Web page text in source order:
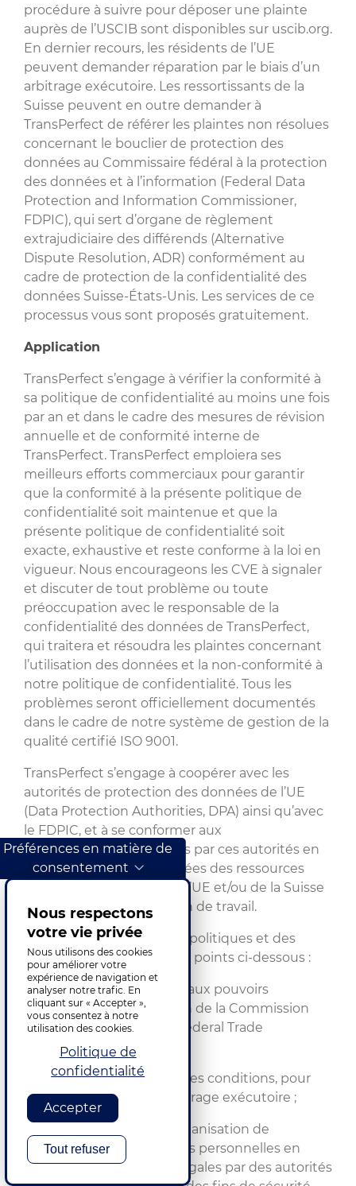
procédure à suivre pour déposer une plainte
auprès de l’USCIB sont disponibles sur uscib.org.
En dernier recours, les résidents de l’UE
peuvent demander réparation par le biais d’un
arbitrage exécutoire. Les ressortissants de la
Suisse peuvent en outre demander à
TransPerfect de référer les plaintes non résolues
concernant le bouclier de protection des
données au Commissaire fédéral à la protection
des données et à l’information (Federal Data
Protection and Information Commissioner,
FDPIC), qui sert d’organe de règlement
extrajudiciaire des différends (Alternative
Dispute Resolution, ADR) conformément au
cadre de protection de la confidentialité des
données Suisse-États-Unis. Les services de ce
processus vous sont proposés gratuitement.
Application
TransPerfect s’engage à vérifier la conformité à
sa politique de confidentialité au moins une fois
par an et dans le cadre des mesures de révision
annuelle et de conformité interne de
TransPerfect. TransPerfect emploiera ses
meilleurs efforts commerciaux pour garantir
que la conformité à la présente politique de
confidentialité soit maintenue et que la
présente politique de confidentialité soit
exacte, exhaustive et reste conforme à la loi en
vigueur. Nous encourageons les CVE à signaler
et discuter de tout problème ou toute
préoccupation avec le responsable de la
confidentialité des données de TransPerfect,
qui traitera et résoudra les plaintes concernant
l’utilisation des données et la non-conformité à
notre politique de confidentialité. Tous les
problèmes seront officiellement documentés
dans le cadre de notre système de gestion de la
qualité certifié ISO 9001.
TransPerfect s’engage à coopérer avec les
autorités de protection des données de l’UE
(Data Protection Authorities, DPA) ainsi qu’avec
le FDPIC, et à se conformer aux
recommandations émises par ces autorités en
ce qui concerne les données des ressources
humaines transférées de l’UE et/ou de la Suisse
dans le cadre de la relation de travail.
TransPerfect propose des politiques et des
formations concernant les points ci-dessous :
TransPerfect est soumise aux pouvoirs
d’enquête et d’application de la Commission
fédérale du commerce (Federal Trade
Commission, FTC) ;
La possibilité, dans certaines conditions, pour
l’individu d’invoquer l’arbitrage exécutoire ;
L’obligation pour votre organisation de
divulguer des informations personnelles en
réponse à des requêtes légales par des autorités
Préférences en matière de
consentement
Nous respectons
votre vie privée
Nous utilisons des cookies
pour améliorer votre
expérience de navigation et
analyser notre trafic. En
cliquant sur « Accepter »,
vous consentez à notre
utilisation des cookies.
Politique de
confidentialité
Accepter
Tout refuser